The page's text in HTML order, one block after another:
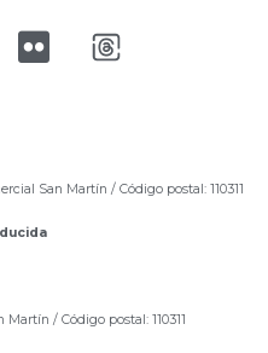
San Martín / Código postal: 110311
/ Código postal: 110311